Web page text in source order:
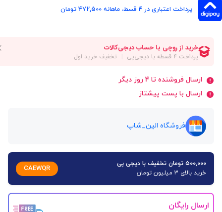
پرداخت اعتباری در ۴ قسط، ماهانه 472,500 تومان
ارسال فروشنده تا 4 روز دیگر
ارسال با پست پیشتاز
فروشگاه الین_شاپ
۵۰۰,۰۰۰ تومان تخفیف با دیجی پی
خرید بالای 3 میلیون تومان
CAEWQR
ارسال رایگان